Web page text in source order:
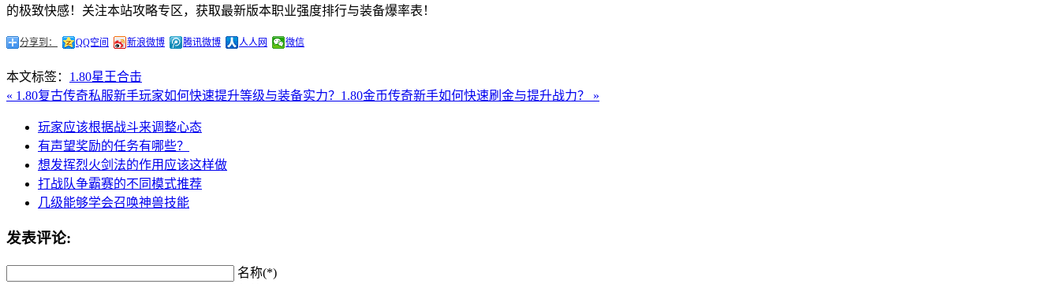
的极致快感！关注本站攻略专区，获取最新版本职业强度排行与装备爆率表！
分享到： QQ空间 新浪微博 腾讯微博 人人网 微信
本文标签： 1.80星王合击
« 1.80复古传奇私服新手玩家如何快速提升等级与装备实力？ 1.80金币传奇新手如何快速刷金与提升战力？ »
玩家应该根据战斗来调整心态
有声望奖励的任务有哪些？
想发挥烈火剑法的作用应该这样做
打战队争霸赛的不同模式推荐
几级能够学会召唤神兽技能
发表评论:
名称(*)